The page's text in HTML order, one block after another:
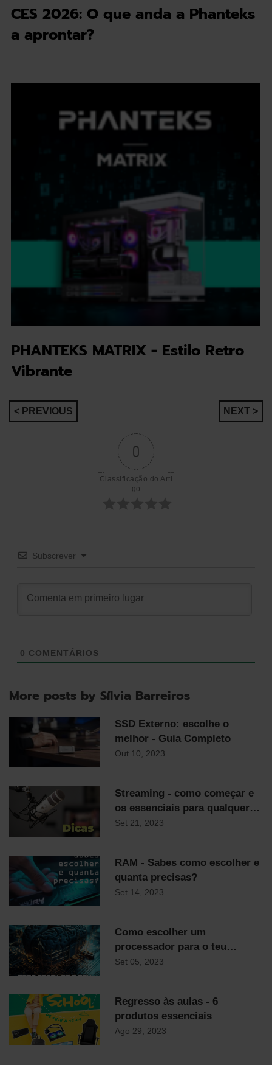
CES 2026: O que anda a Phanteks
a aprontar?
PHANTEKS MATRIX - Estilo Retro
Vibrante
Navegação
< PREVIOUS NEXT >
0
Classificação do Arti
go
Subscrever
0 COMENTÁRIOS
More posts by Sílvia Barreiros
SSD Externo: escolhe o
melhor - Guia Completo
Out 10, 2023
Streaming - como começar e
os essenciais para qualquer
streamer
Set 21, 2023
RAM - Sabes como escolher e
quanta precisas?
Set 14, 2023
Como escolher um
processador para o teu
computador
Set 05, 2023
Regresso às aulas - 6
produtos essenciais
Ago 29, 2023